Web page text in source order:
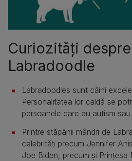
Curiozități despre
Labradoodle
Labradoodles sunt câini
Personalitatea lor caldă se
persoanele care au autism
Printre stăpânii mândri de
celebrități precum Jennifer
Joe Biden, precum și Prințesa